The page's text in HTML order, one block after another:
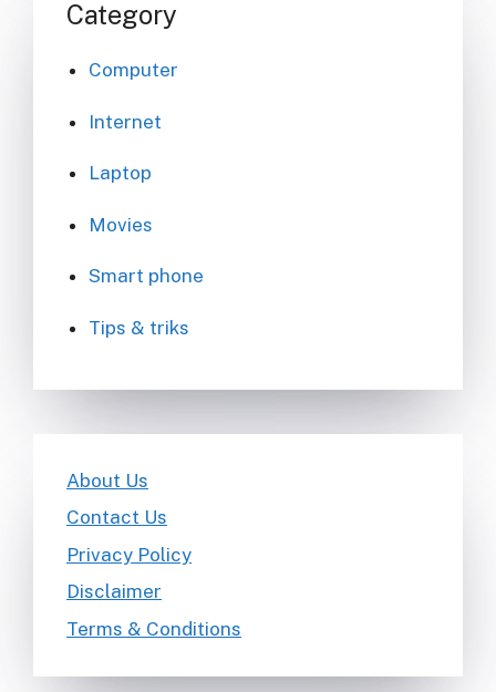
Category
Computer
Internet
Laptop
Movies
Smart phone
Tips & triks
About Us
Contact Us
Privacy Policy
Disclaimer
Terms & Conditions